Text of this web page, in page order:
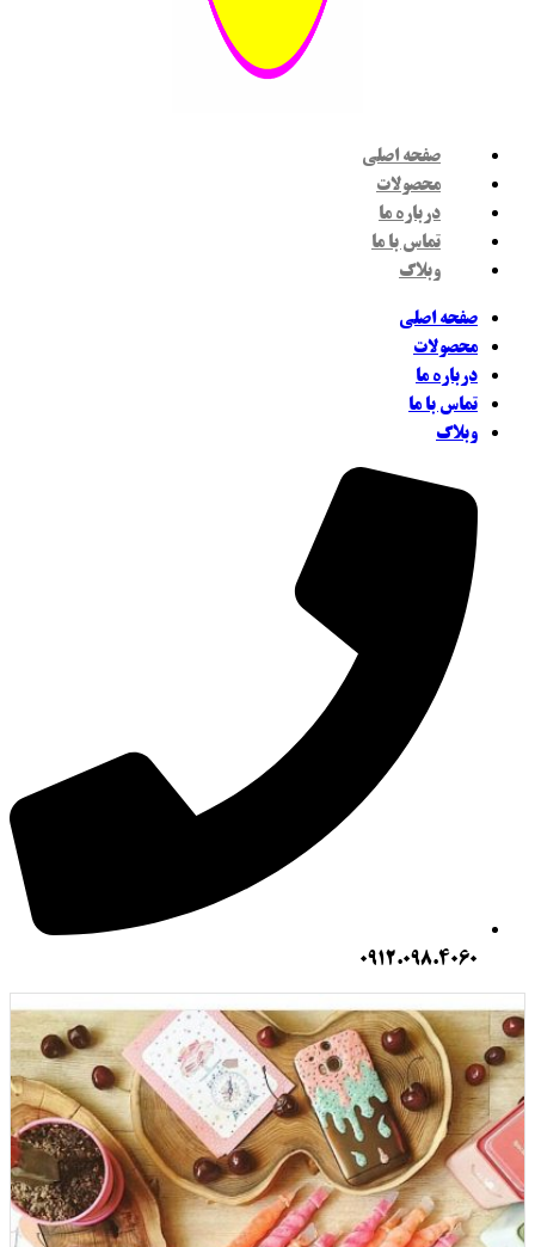
صفحه اصلی
محصولات
درباره ما
تماس با ما
وبلاگ
صفحه اصلی
محصولات
درباره ما
تماس با ما
وبلاگ
0912.098.4060